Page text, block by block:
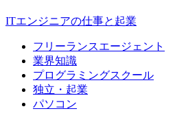
ITエンジニアの仕事と起業
フリーランスエージェント
業界知識
プログラミングスクール
独立・起業
パソコン